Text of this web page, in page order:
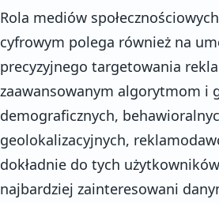
Rola mediów
cyfrowym polega również na
precyzyjnego targetowania
zaawansowanym algorytmom i
demograficznych,
geolokalizacyjnych,
dokładnie do tych
najbardziej zainteresowani